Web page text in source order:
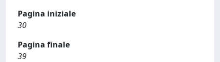
Pagina iniziale
30
Pagina finale
39